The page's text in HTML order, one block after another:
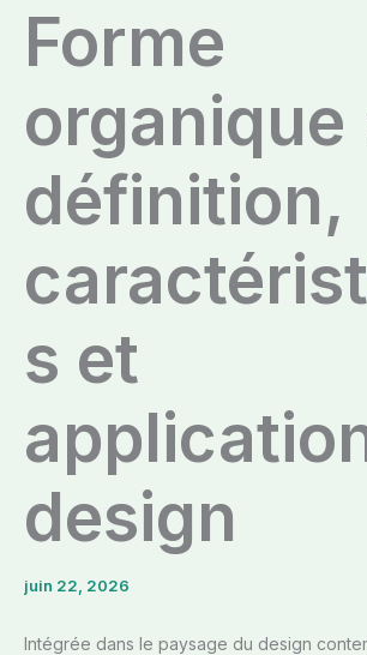
Forme
organique
définition,
s et
design
juin 22, 2026
Intégrée dans le paysage du design